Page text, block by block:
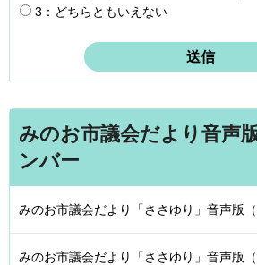
3：どちらともいえない
みのお市議会だより音声
ンバー
みのお市議会だより「ささゆり」音声版（
みのお市議会だより「ささゆり」音声版（